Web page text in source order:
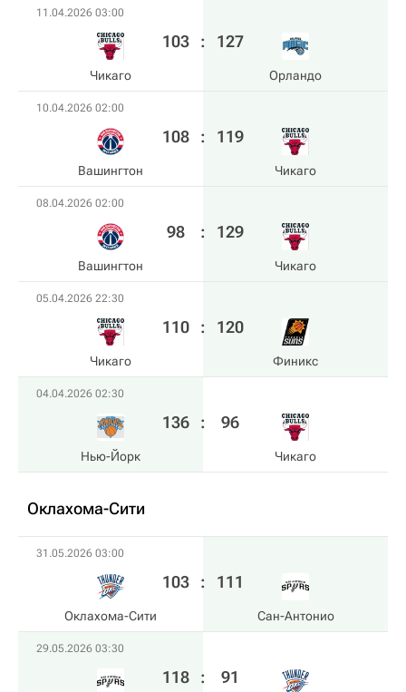
11.04.2026 03:00
Чикаго
103 : 127
Орландо
10.04.2026 02:00
Вашингтон
108 : 119
Чикаго
08.04.2026 02:00
Вашингтон
98 : 129
Чикаго
05.04.2026 22:30
Чикаго
110 : 120
Финикс
04.04.2026 02:30
Нью-Йорк
136 : 96
Чикаго
Оклахома-Сити
31.05.2026 03:00
Оклахома-Сити
103 : 111
Сан-Антонио
29.05.2026 03:30
118 : 91